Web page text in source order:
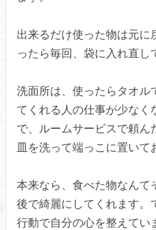
出来るだけ使った物は元に
ったら毎回、 袋に入れ直し
洗面所は、使ったらタオル
てくれる人の仕事が少なく
で、ルームサービスで頼ん
皿を洗って端っこに置いて
本来なら、食べた物なんて
後で綺麗にしてくれます。
行動で自分の心を整えてい